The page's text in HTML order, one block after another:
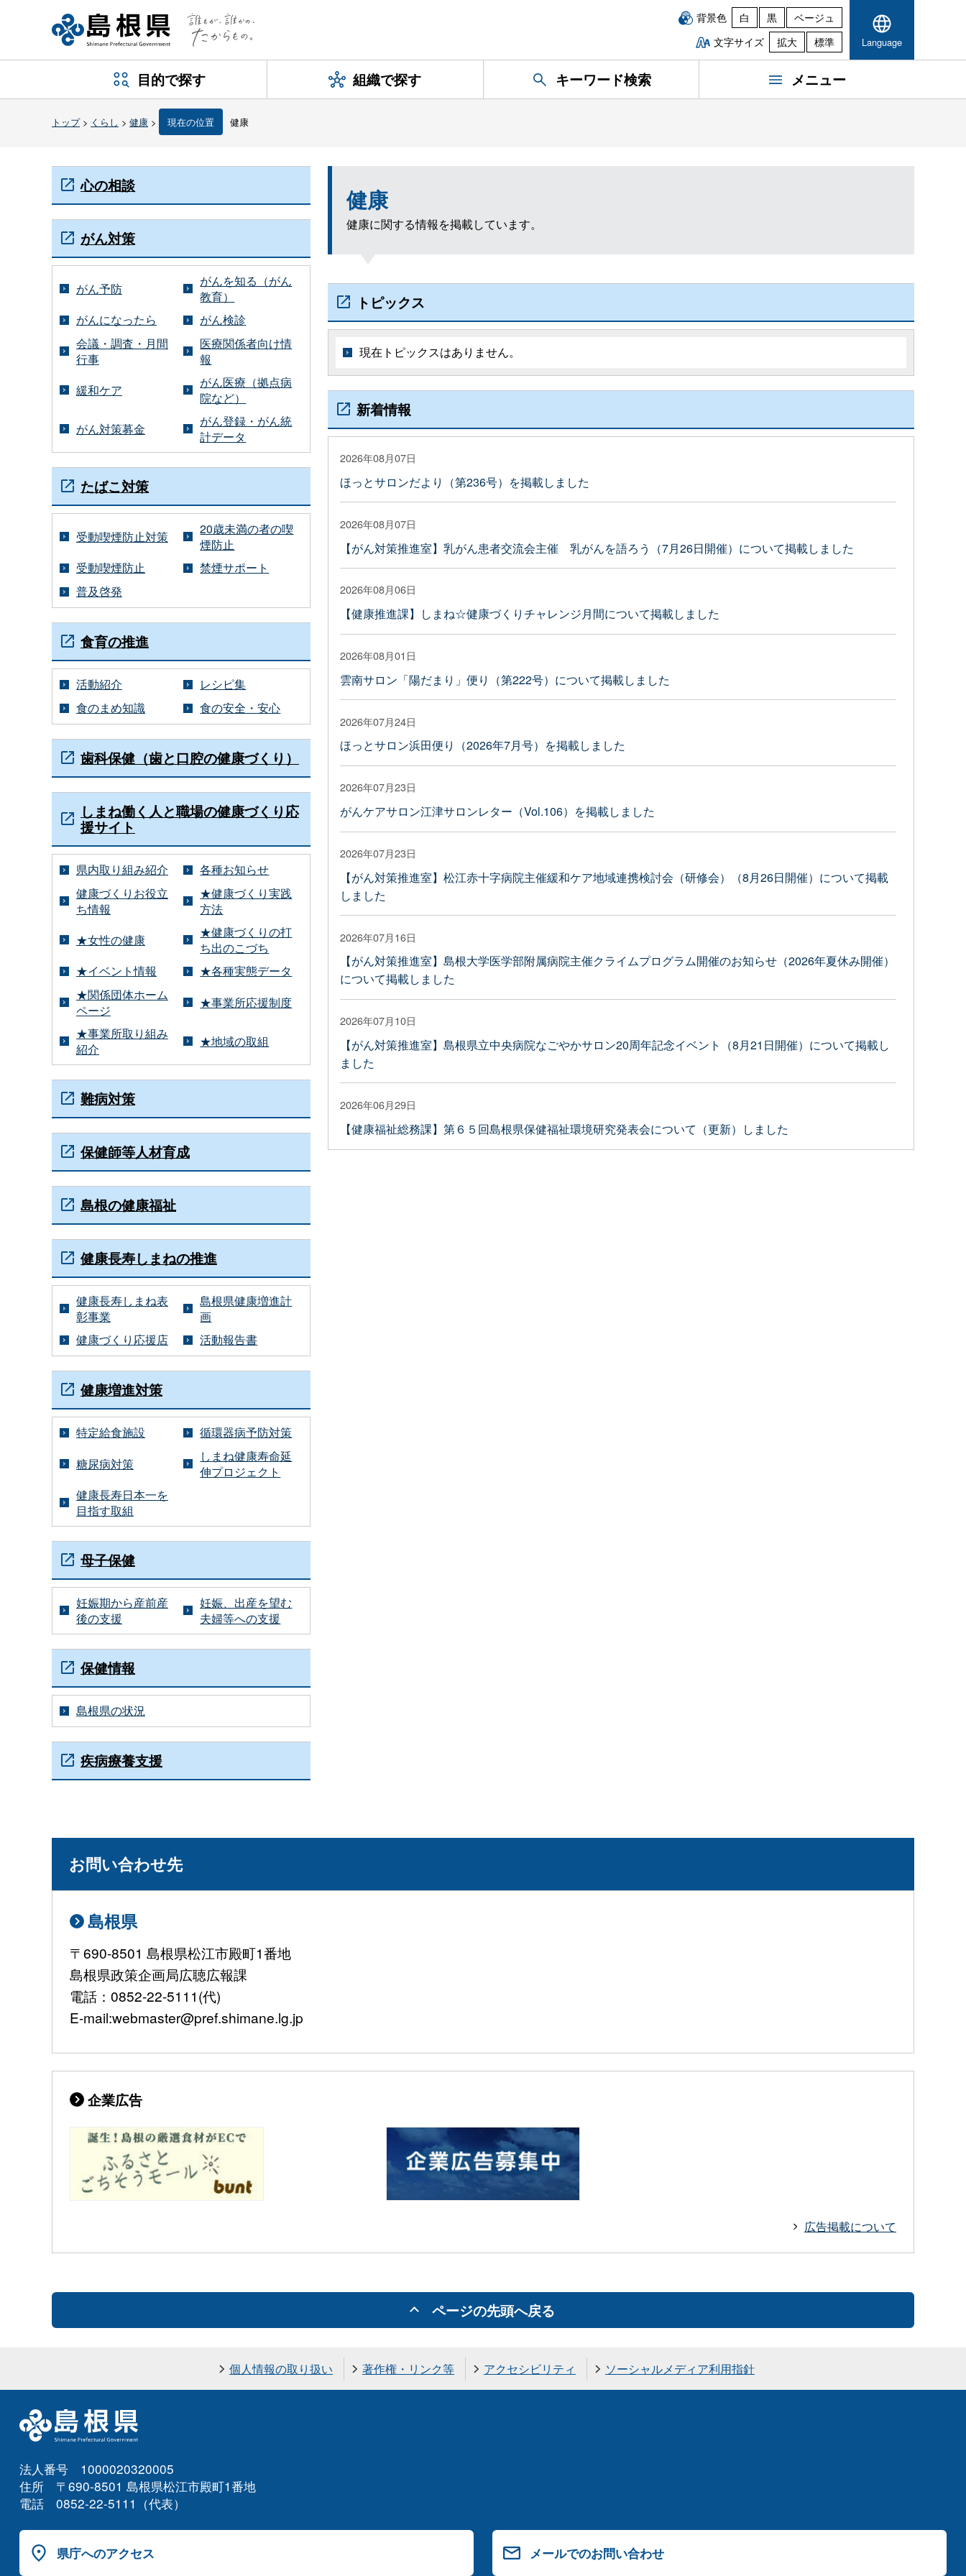
背景色 白 黒
ベージュ
文字サイズ
拡大 標準 Language
目的で探す 組織で探す キーワード検索 メニュー
トップ> くらし > 健康 > 現在の位置 健康
健康
健康に関する情報を掲載しています。
トピックス
現在トピックスはありません。
新着情報
2026年08月07日
ほっとサロンだより（第236号）を掲載しました
2026年08月07日
【がん対策推進室】乳がん患者交流会主催 乳がんを語ろう（7月26日開催）について掲載しました
2026年08月06日
【健康推進課】しまね☆健康づくりチャレンジ月間について掲載しました
2026年08月01日
雲南サロン「陽だまり」便り（第222号）について掲載しました
2026年07月24日
ほっとサロン浜田便り（2026年7月号）を掲載しました
2026年07月23日
がんケアサロン江津サロンレター（Vol.106）を掲載しました
2026年07月23日
【がん対策推進室】松江赤十字病院主催緩和ケア地域連携検討会（研修会）（8月26日開催）について掲載
しました
2026年07月16日
【がん対策推進室】島根大学医学部附属病院主催クライムプログラム開催のお知らせ（2026年夏休み開催）
について掲載しました
2026年07月10日
【がん対策推進室】島根県立中央病院なごやかサロン20周年記念イベント（8月21日開催）について掲載し
ました
2026年06月29日
【健康福祉総務課】第６５回島根県保健福祉環境研究発表会について（更新）しました
心の相談
がん対策
がん予防
がんを知る（がん
教育）
がんになったら
がん検診
会議・調査・月間
行事
医療関係者向け情
報
緩和ケア
がん医療（拠点病
院など）
がん対策募金
がん登録・がん統
計データ
たばこ対策
受動喫煙防止対策
20歳未満の者の喫
煙防止
受動喫煙防止
禁煙サポート
普及啓発
食育の推進
活動紹介
レシピ集
食のまめ知識
食の安全・安心
歯科保健（歯と口腔の健康づくり）
しまね働く人と職場の健康づくり応
援サイト
県内取り組み紹介
各種お知らせ
健康づくりお役立
ち情報
★健康づくり実践
方法
★女性の健康
★健康づくりの打
ち出のこづち
★イベント情報
★各種実態データ
★関係団体ホーム
ページ
★事業所応援制度
★事業所取り組み
紹介
★地域の取組
難病対策
保健師等人材育成
島根の健康福祉
健康長寿しまねの推進
健康長寿しまね表
彰事業
島根県健康増進計
画
健康づくり応援店
活動報告書
健康増進対策
特定給食施設
循環器病予防対策
糖尿病対策
しまね健康寿命延
伸プロジェクト
健康長寿日本一を
目指す取組
母子保健
妊娠期から産前産
後の支援
妊娠、出産を望む
夫婦等への支援
保健情報
島根県の状況
疾病療養支援
お問い合わせ先
島根県
〒690-8501 島根県松江市殿町1番地
島根県政策企画局広聴広報課
電話：0852-22-5111(代)
E-mail:webmaster@pref.shimane.lg.jp
企業広告
広告掲載について
ページの先頭へ戻る
個人情報の取り扱い 著作権・リンク等 アクセシビリティ ソーシャルメディア利用指針
法人番号 1000020320005
住所 〒690-8501 島根県松江市殿町1番地
電話 0852-22-5111（代表）
県庁へのアクセス メールでのお問い合わせ